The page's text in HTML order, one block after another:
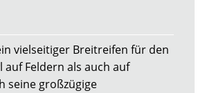
vielseitiger Breitreifen für den
auf Feldern als auch auf
seine großzügige